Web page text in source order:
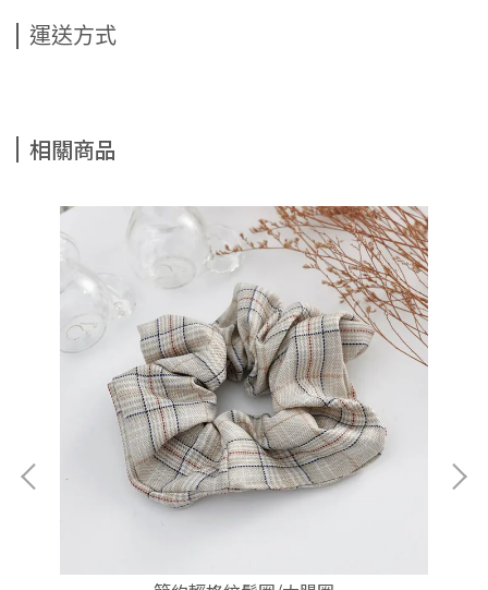
運送方式
相關商品